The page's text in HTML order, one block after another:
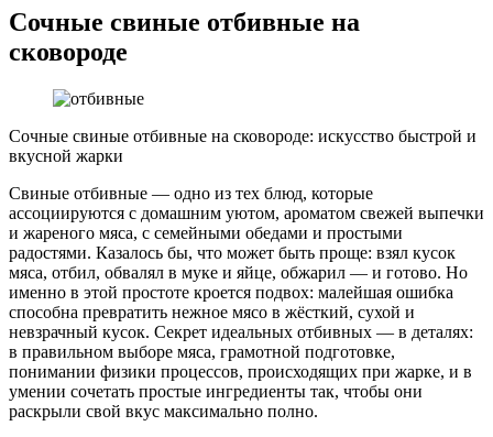
Сочные свиные отбивные на
сковороде
Сочные свиные отбивные на сковороде: искусство быстрой и
вкусной жарки
Свиные отбивные — одно из тех блюд, которые
ассоциируются с домашним уютом, ароматом свежей выпечки
и жареного мяса, с семейными обедами и простыми
радостями. Казалось бы, что может быть проще: взял кусок
мяса, отбил, обвалял в муке и яйце, обжарил — и готово. Но
именно в этой простоте кроется подвох: малейшая ошибка
способна превратить нежное мясо в жёсткий, сухой и
невзрачный кусок. Секрет идеальных отбивных — в деталях:
в правильном выборе мяса, грамотной подготовке,
понимании физики процессов, происходящих при жарке, и в
умении сочетать простые ингредиенты так, чтобы они
раскрыли свой вкус максимально полно.